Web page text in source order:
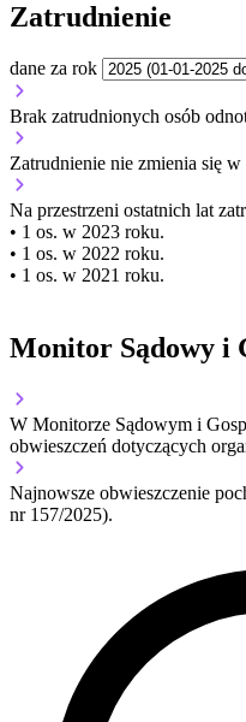
Zatrudnienie
dane za rok
Brak zatrudnionych osób
Zatrudnienie nie zmienia się w
Na przestrzeni ostatnich lat
• 1 os. w 2023 roku.
• 1 os. w 2022 roku.
• 1 os. w 2021 roku.
Monitor Sądowy i
W Monitorze Sądowym i
obwieszczeń dotyczących
Najnowsze obwieszczenie
nr 157/2025).